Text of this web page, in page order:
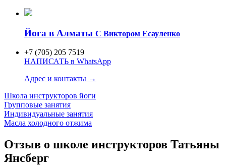
Йога в Алматы C Виктором Есауленко
+7 (705) 205 7519
НАПИСАТЬ в WhatsApp
Адрес и контакты →
Школа инструкторов йоги
Групповые занятия
Индивидуальные занятия
Масла холодного отжима
Отзыв о школе инструкторов Татьяны
Янсберг